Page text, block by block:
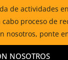
de actividades
proceso de
nosotros, ponte
NOSOTROS